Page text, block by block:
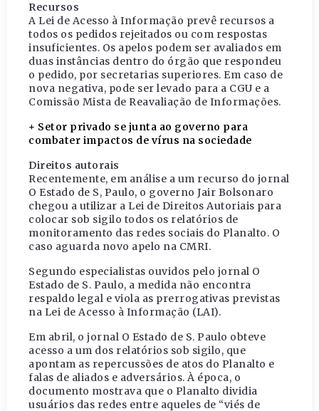
Recursos
A Lei de Acesso à Informação prevê recursos a
todos os pedidos rejeitados ou com respostas
insuficientes. Os apelos podem ser avaliados em
duas instâncias dentro do órgão que respondeu
o pedido, por secretarias superiores. Em caso de
nova negativa, pode ser levado para a CGU e a
Comissão Mista de Reavaliação de Informações.
+ Setor privado se junta ao governo para
combater impactos de vírus na sociedade
Direitos autorais
Recentemente, em análise a um recurso do jornal
O Estado de S, Paulo, o governo Jair Bolsonaro
chegou a utilizar a Lei de Direitos Autoriais para
colocar sob sigilo todos os relatórios de
monitoramento das redes sociais do Planalto. O
caso aguarda novo apelo na CMRI.
Segundo especialistas ouvidos pelo jornal O
Estado de S. Paulo, a medida não encontra
respaldo legal e viola as prerrogativas previstas
na Lei de Acesso à Informação (LAI).
Em abril, o jornal O Estado de S. Paulo obteve
acesso a um dos relatórios sob sigilo, que
apontam as repercussões de atos do Planalto e
falas de aliados e adversários. À época, o
documento mostrava que o Planalto dividia
usuários das redes entre aqueles de “viés de